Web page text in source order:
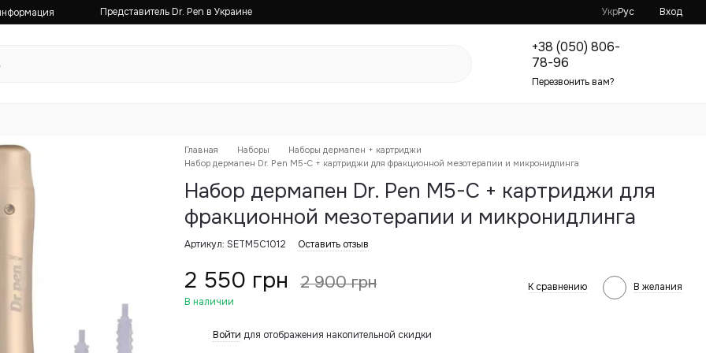
Представитель Dr. Pen в Украине УкрРус Вход
+38 (050) 806-
78-96
Перезвонить вам?
Главная Наборы
Наборы дермапен + картриджи
Набор дермапен Dr. Pen M5-C + картриджи для фракционной мезотерапии и микронидлинга
Набор дермапен Dr. Pen M5-C + картриджи для
фракционной мезотерапии и микронидлинга
Артикул: SETM5C1012 Оставить отзыв
2 550 грн 2 900 грн
В наличии
К сравнению В желания
Войти для отображения накопительной скидки